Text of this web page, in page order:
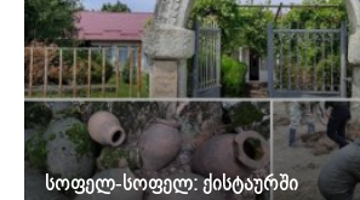
სოფელ-სოფელ: ქისტაურში